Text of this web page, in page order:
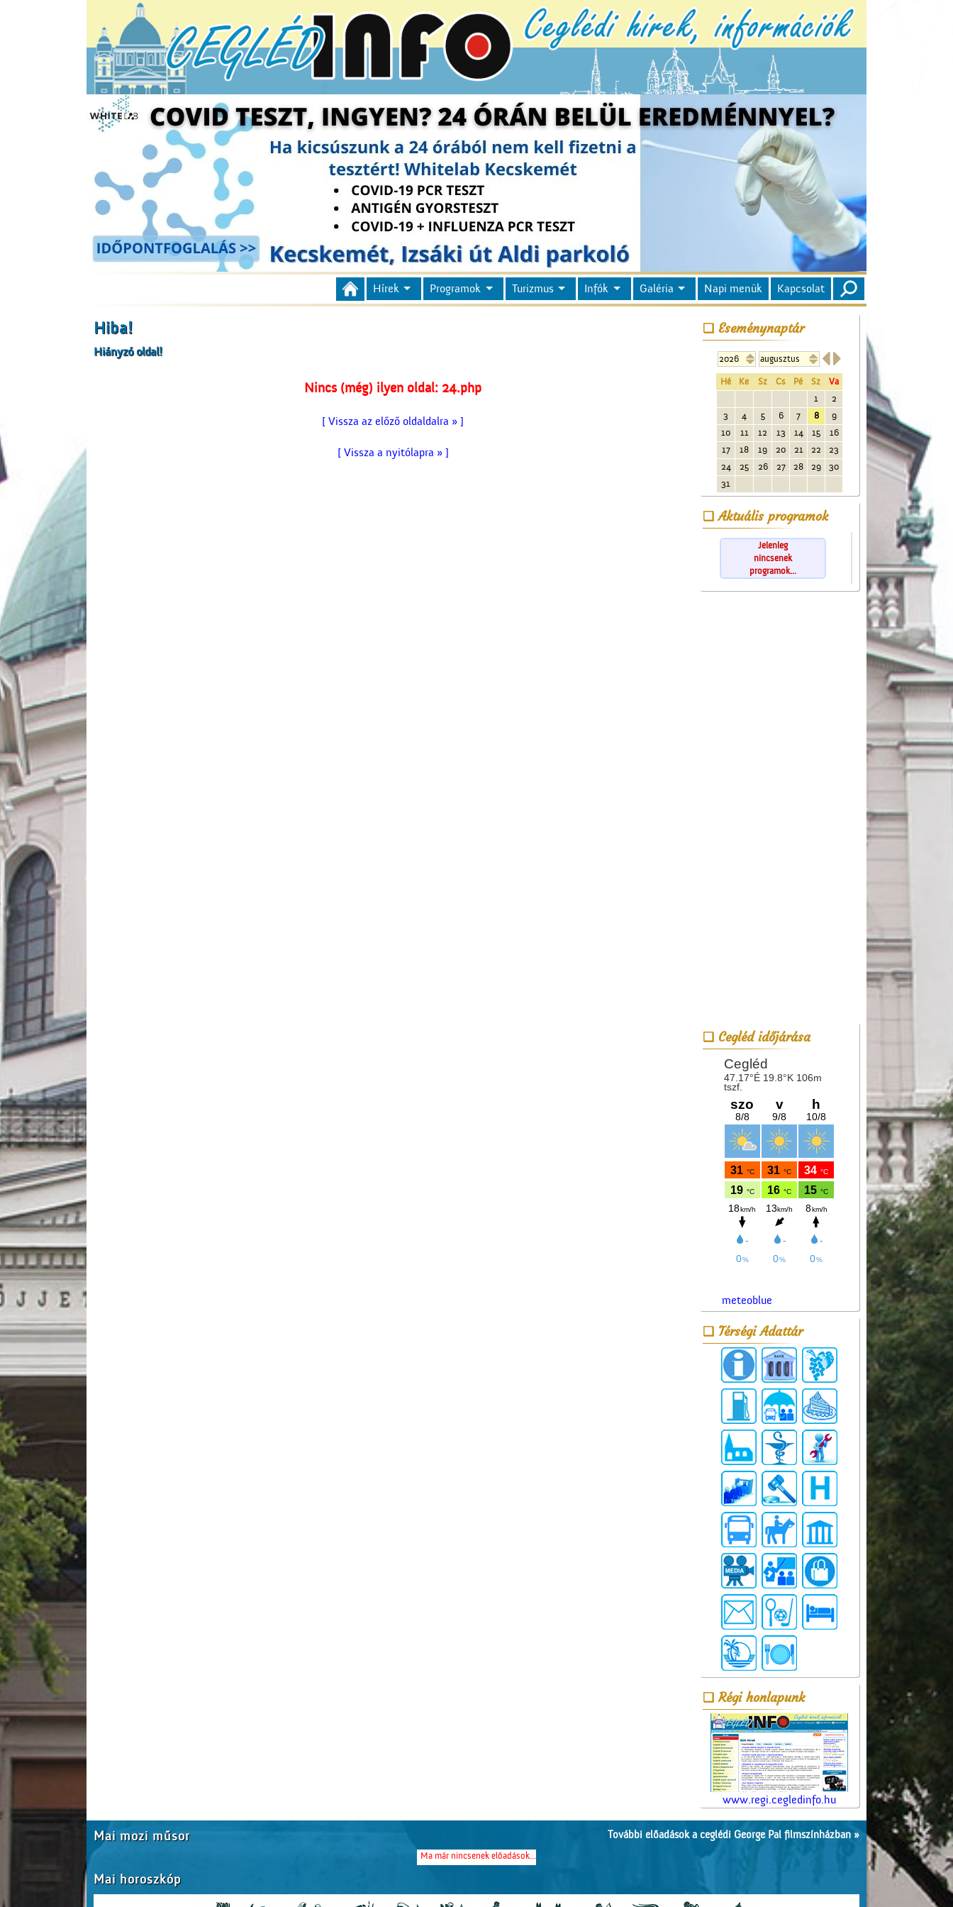
Hírek Programok Turizmus Infók Galéria Napi menük Kapcsolat
Hiba!
Hiányzó oldal!
Nincs (még) ilyen oldal: 24.php
[ Vissza az előző oldaldalra » ]
[ Vissza a nyitólapra » ]
Eseménynaptár

Hé Ke Sz Cs Pé Sz
Va
1
2
3
4 5 6 7 8
9
10
11 12 13 14 15
16
17
18 19 20 21 22
23
24
25 26 27 28 29
30
31
Aktuális programok
Jelenleg
nincsenek
programok...
Cegléd időjárása
meteoblue
Térségi Adattár
Régi honlapunk
www.regi.cegledinfo.hu
Mai mozi műsor További előadások a ceglédi George Pal filmszínházban »
Ma már nincsenek előadások...
Mai horoszkóp